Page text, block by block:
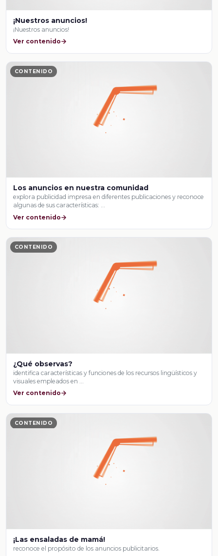
¡Nuestros anuncios!
¡Nuestros anuncios!
Ver contenido
CONTENIDO
Los anuncios en nuestra comunidad
explora publicidad impresa en diferentes publicaciones y reconoce
algunas de sus características: …
Ver contenido
CONTENIDO
¿Qué observas?
identifica características y funciones de los recursos lingüísticos y
visuales empleados en …
Ver contenido
CONTENIDO
¡Las ensaladas de mamá!
reconoce el propósito de los anuncios publicitarios.